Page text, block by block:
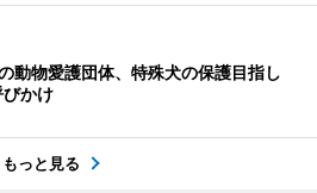
動物愛護団体、特殊犬の保護目指し
かけ
もっと見る